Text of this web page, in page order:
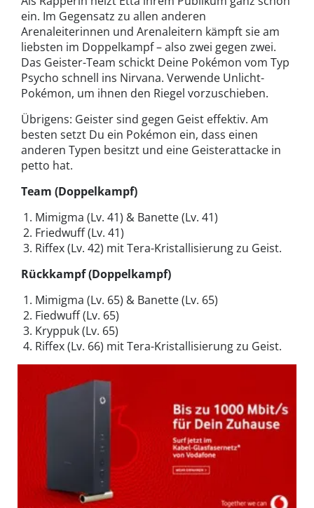
ein. Im Gegensatz zu allen anderen
Arenaleiterinnen und Arenaleitern kämpft sie am
liebsten im Doppelkampf – also zwei gegen zwei.
Das Geister-Team schickt Deine Pokémon vom Typ
Psycho schnell ins Nirvana. Verwende Unlicht-
Pokémon, um ihnen den Riegel vorzuschieben.
Übrigens: Geister sind gegen Geist effektiv. Am
besten setzt Du ein Pokémon ein, dass einen
anderen Typen besitzt und eine Geisterattacke in
petto hat.
Team (Doppelkampf)
Mimigma (Lv. 41) & Banette (Lv. 41)
Friedwuff (Lv. 41)
Riffex (Lv. 42) mit Tera-Kristallisierung zu Geist.
Rückkampf (Doppelkampf)
Mimigma (Lv. 65) & Banette (Lv. 65)
Fiedwuff (Lv. 65)
Kryppuk (Lv. 65)
Riffex (Lv. 66) mit Tera-Kristallisierung zu Geist.